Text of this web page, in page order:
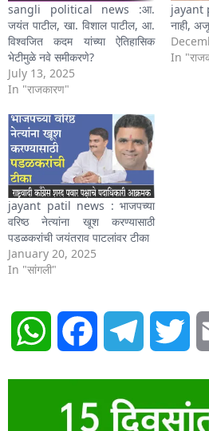
sangli political news :आ.
जयंत पाटील, खा. विशाल पाटील, आ.
विश्वजित कदम यांच्या ऐतिहासिक
भेटीमुळे नवे समीकरणे?
July 13, 2025
In "राजकारण"
jayant
नाही,
In
jayant patil news : भाजपच्या
वरिष्ठ नेत्यांना खूश करण्यासाठी
पडळकरांची जयंतराव पाटलांवर टीका
January 20, 2025
In "सांगली"
WhatsAppFacebook Telegram